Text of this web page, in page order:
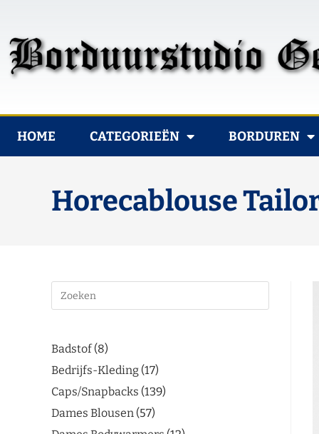
HOME CATEGORIEËN BORDUREN
Horecablouse
Badstof 8
Bedrijfs-Kleding 17
Caps/Snapbacks 139
Dames Blousen 57